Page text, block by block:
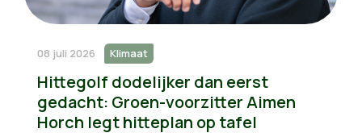
08 juli 2026 Klimaat
Hittegolf dodelijker dan eerst
gedacht: Groen-voorzitter Aimen
Horch legt hitteplan op tafel